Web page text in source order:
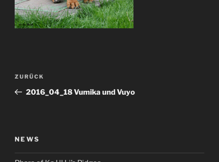
Beitragsnavigation
Vorheriger
Beitrag
ZURÜCK
2016_04_18 Vumika und Vuyo
NEWS